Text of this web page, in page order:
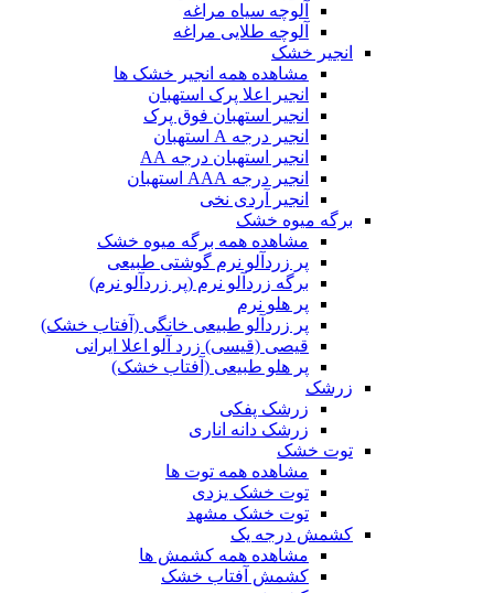
آلوچه سیاه مراغه
آلوچه طلایی مراغه
انجیر خشک
مشاهده همه انجیر خشک ها
انجیر اعلا پرک استهبان
انجیر استهبان فوق پرک
انجیر درجه A استهبان
انجیر استهبان درجه AA
انجیر درجه AAA استهبان
انجیر آردی نخی
برگه میوه خشک
مشاهده همه برگه میوه خشک
پر زردآلو نرم گوشتی طبیعی
برگه زردآلو نرم (پر زردآلو نرم)
پر هلو نرم
پر زردآلو طبیعی خانگی (آفتاب خشک)
قیصی (قیسی) زرد آلو اعلا ایرانی
پر هلو طبیعی (آفتاب خشک)
زرشک
زرشک پفکی
زرشک دانه اناری
توت خشک
مشاهده همه توت ها
توت خشک یزدی
توت خشک مشهد
کشمش درجه یک
مشاهده همه کشمش ها
کشمش آفتاب خشک